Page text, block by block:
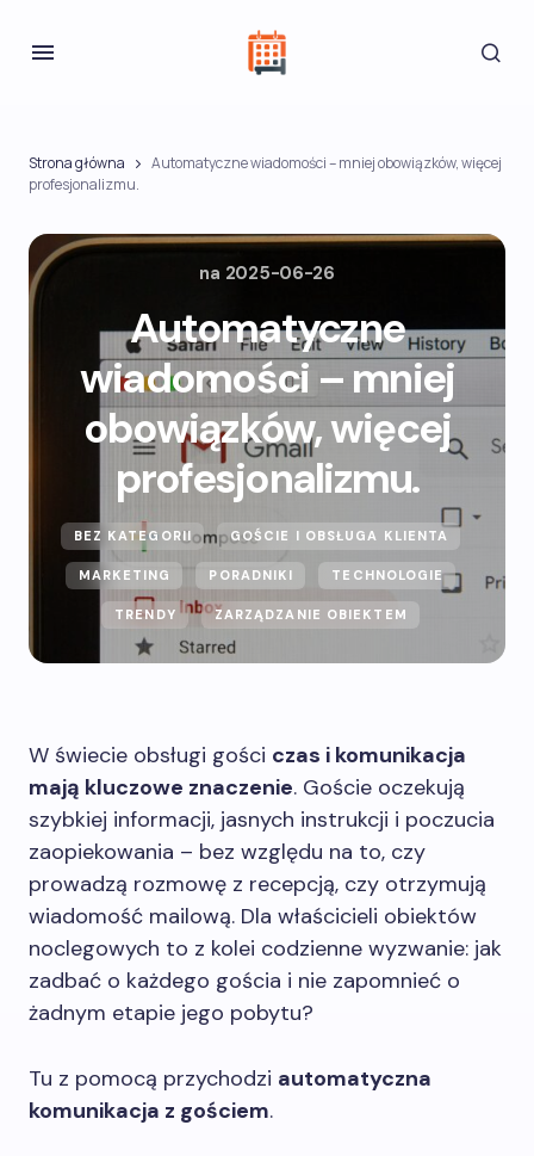
Strona główna
Automatyczne wiadomości – mniej obowiązków, więcej
profesjonalizmu.
na 2025-06-26
Automatyczne
wiadomości – mniej
obowiązków, więcej
profesjonalizmu.
BEZ KATEGORII GOŚCIE I OBSŁUGA KLIENTA
MARKETING PORADNIKI TECHNOLOGIE
TRENDY ZARZĄDZANIE OBIEKTEM
W świecie obsługi gości czas i komunikacja
mają kluczowe znaczenie. Goście oczekują
szybkiej informacji, jasnych instrukcji i poczucia
zaopiekowania – bez względu na to, czy
prowadzą rozmowę z recepcją, czy otrzymują
wiadomość mailową. Dla właścicieli obiektów
noclegowych to z kolei codzienne wyzwanie: jak
zadbać o każdego gościa i nie zapomnieć o
żadnym etapie jego pobytu?
Tu z pomocą przychodzi automatyczna
komunikacja z gościem.